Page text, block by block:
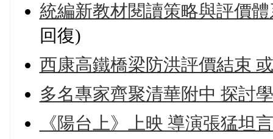
統編新教材閱讀策略與評價
回復)
西康高鐵橋梁防洪評價結束
多名專家齊聚清華附中 探討
《陽台上》上映 導演張猛坦